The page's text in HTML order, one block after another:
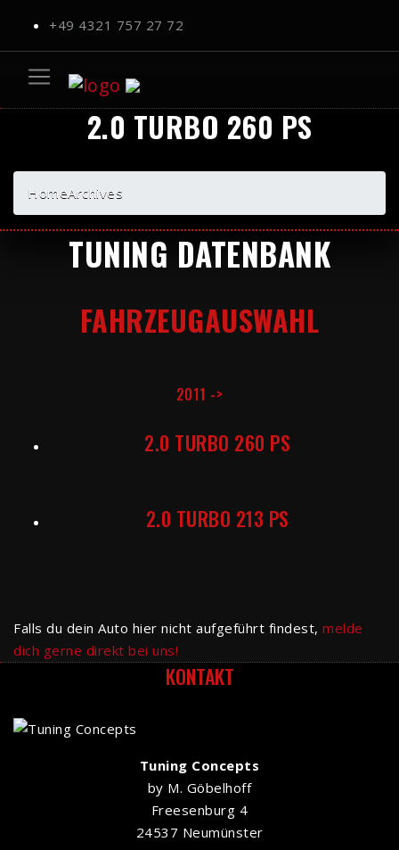
+49 4321 757 27 72
2.0 TURBO 260 PS
HomeArchives
TUNING DATENBANK
FAHRZEUGAUSWAHL
2011 ->
2.0 TURBO 260 PS
2.0 TURBO 213 PS
Falls du dein Auto hier nicht aufgeführt findest, melde
dich gerne direkt bei uns!
KONTAKT
Tuning Concepts
by M. Göbelhoff
Freesenburg 4
24537 Neumünster